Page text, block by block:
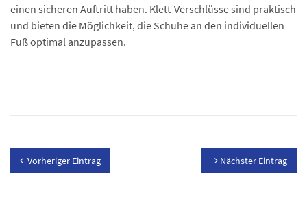
einen sicheren Auftritt haben. Klett-Verschlüsse sind praktisch
und bieten die Möglichkeit, die Schuhe an den individuellen
Fuß optimal anzupassen.
Vorheriger Eintrag Nächster Eintrag